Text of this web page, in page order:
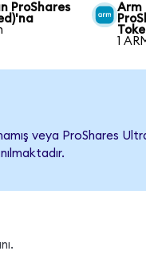
ProShares
Arm
1
veya ProShares